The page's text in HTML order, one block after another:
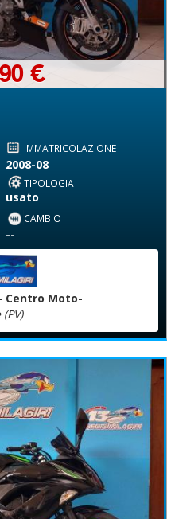
€
IMMATRICOLAZIONE
2008-08
TIPOLOGIA
usato
CAMBIO
--
Centro Moto-